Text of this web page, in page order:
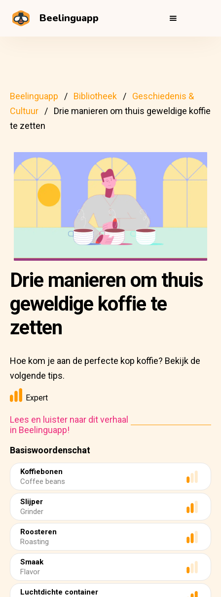
Beelinguapp
Beelinguapp Bibliotheek
Geschiedenis &
Cultuur
Drie manieren om thuis geweldige koffie
te zetten
Basiswoordenschat
Koffiebonen
Coffee beans
Slijper
Grinder
Roosteren
Roasting
Smaak
Flavor
Luchtdichte container
Drie manieren om thuis
geweldige koffie te
zetten
Hoe kom je aan de perfecte kop koffie? Bekijk de
volgende tips.
Expert
Lees en luister naar dit verhaal
in Beelinguapp!